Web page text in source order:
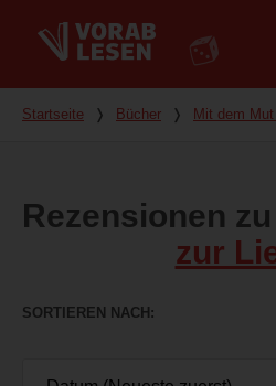
Du bist hier
Startseite ❭ Bücher ❭ Mit dem
Rezensionen zu
zur
SORTIEREN NACH